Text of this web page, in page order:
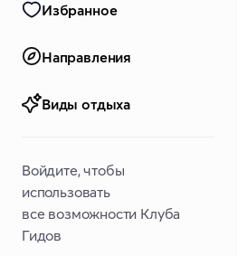
Избранное
Направления
Виды отдыха
Войдите, чтобы
использовать
все возможности Клуба
Гидов